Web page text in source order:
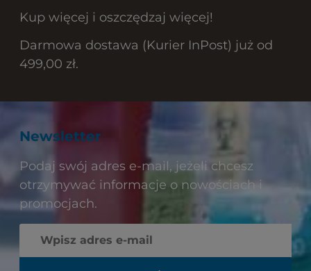
Kup więcej i oszczędzaj więcej!
Darmowa dostawa (Kurier InPost) już od
499,00 zł.
Newsletter
Podaj swój adres e-mail, jeżeli chcesz
otrzymywać informacje o nowościach i
promocjach.